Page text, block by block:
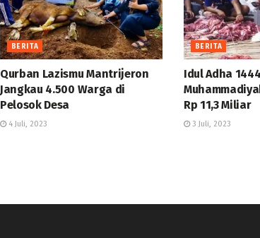
BERITA
Qurban Lazismu Mantrijeron
Jangkau 4.500 Warga di
Pelosok Desa
4 Juli, 2023
BERITA
Idul Adha
Rp 11,3 Miliar
3 Juli, 2023